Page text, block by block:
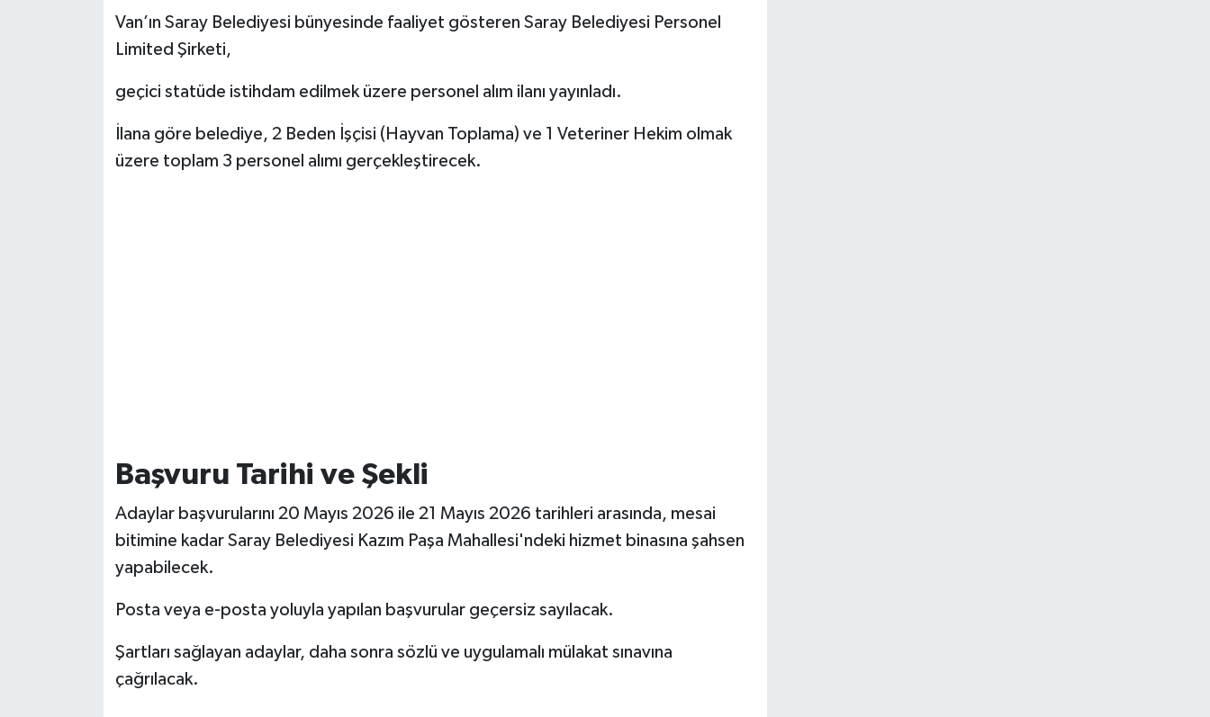
Van’ın Saray Belediyesi bünyesinde faaliyet gösteren Saray Belediyesi Personel
Limited Şirketi,
geçici statüde istihdam edilmek üzere personel alım ilanı yayınladı.
İlana göre belediye, 2 Beden İşçisi (Hayvan Toplama) ve 1 Veteriner Hekim olmak
üzere toplam 3 personel alımı gerçekleştirecek.
Başvuru Tarihi ve Şekli
Adaylar başvurularını 20 Mayıs 2026 ile 21 Mayıs 2026 tarihleri arasında, mesai
bitimine kadar Saray Belediyesi Kazım Paşa Mahallesi'ndeki hizmet binasına şahsen
yapabilecek.
Posta veya e-posta yoluyla yapılan başvurular geçersiz sayılacak.
Şartları sağlayan adaylar, daha sonra sözlü ve uygulamalı mülakat sınavına
çağrılacak.